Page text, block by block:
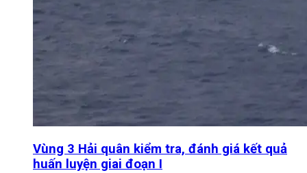
Vùng 3 Hải quân kiểm tra, đánh giá kết quả
huấn luyện giai đoạn I